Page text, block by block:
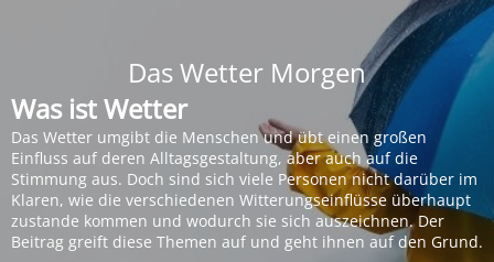
Das Wetter Morgen
Was ist Wetter
Das Wetter umgibt die Menschen und übt einen großen
Einfluss auf deren Alltagsgestaltung, aber auch auf die
Stimmung aus. Doch sind sich viele Personen nicht darüber im
Klaren, wie die verschiedenen Witterungseinflüsse überhaupt
zustande kommen und wodurch sie sich auszeichnen. Der
Beitrag greift diese Themen auf und geht ihnen auf den Grund.